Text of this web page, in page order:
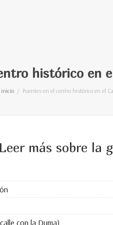
histórico en
inicio Puentes en el centro histórico en el
Leer más sobre la
con la Duma)